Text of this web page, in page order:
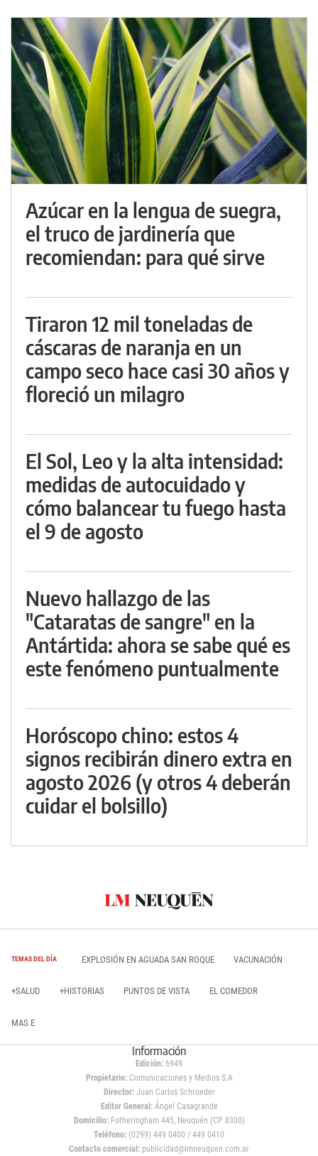
Azúcar en la lengua de suegra,
el truco de jardinería que
recomiendan: para qué sirve
Tiraron 12 mil toneladas de
cáscaras de naranja en un
campo seco hace casi 30 años y
floreció un milagro
El Sol, Leo y la alta intensidad:
medidas de autocuidado y
cómo balancear tu fuego hasta
el 9 de agosto
Nuevo hallazgo de las
"Cataratas de sangre" en la
Antártida: ahora se sabe qué es
este fenómeno puntualmente
Horóscopo chino: estos 4
signos recibirán dinero extra en
agosto 2026 (y otros 4 deberán
cuidar el bolsillo)
TEMAS DEL DÍA EXPLOSIÓN EN AGUADA SAN ROQUE VACUNACIÓN
+SALUD +HISTORIAS PUNTOS DE VISTA EL COMEDOR
MAS E
Información
Edición: 6949
Propietario:Comunicaciones y Medios S.A
Director: Juan Carlos Schroeder
Editor General:Ángel Casagrande
Domicilio:Fotheringham 445, Neuquén (CP 8300)
Teléfono: (0299) 449 0400 / 449 0410
Contacto comercial: publicidad@lmneuquen.com.ar